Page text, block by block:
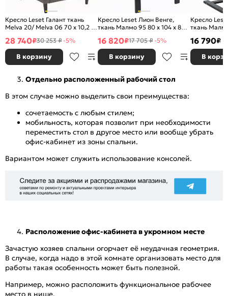
Кресло Leset Галант ткань
Melva 20/ Melva 06 70 x 10,2 x
28 740₽30 253 ₽-5%
В корзину
Кресло Leset Лион Венге,
ткань Малмо 95 80 x 104 x 80
16 820₽17 705 ₽-5%
В корзину
Кресло
ткань
16 790₽
В
Отдельно расположенный рабочий стол
В этом случае можно выделить свои преимущества:
сочетаемость с любым стилем;
мобильность, которая позволит при необходимости
переместить стол в другое место или вообще убрать
офис-кабинет из зоны спальни.
Вариантом может служить использование консолей.
Расположение офис-кабинета в укромном месте
Зачастую хозяев спальни огорчает её неудачная геометрия.
В случае, когда надо в этой комнате организовать место для
работы такая особенность может быть полезной.
Например, можно расположить функциональное рабочее
место в нише.